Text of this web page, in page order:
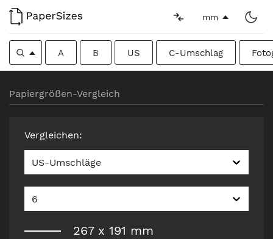
mm
A B US C-Umschlag
Papiergrößen-Vergleich
Vergleichen:
US-Umschläge
6
267x 191 mm